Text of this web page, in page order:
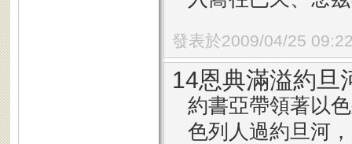
發表於2009/04/25
14恩典滿溢約旦
約書亞帶領著以
色列人過約旦河